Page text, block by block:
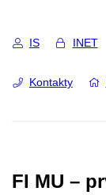
IS INET
Kontakty
FI MU –